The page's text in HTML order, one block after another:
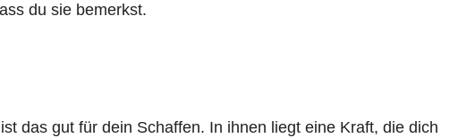
du sie bemerkst.
das gut für dein Schaffen. In ihnen liegt eine Kraft, die dich